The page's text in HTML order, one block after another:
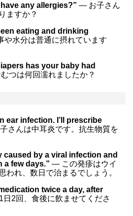
any allergies?” ― お子さん
ますか？
eating and drinking
水分は普通に摂れています
has your baby had
つは何回濡れましたか？
ear infection. I’ll prescribe
さんは中耳炎です。抗生物質を
caused by a viral infection and
a few days.” ― この発疹はウイ
われ、数日で治まるでしょう。
twice a day, after
2回、食後に飲ませてくださ